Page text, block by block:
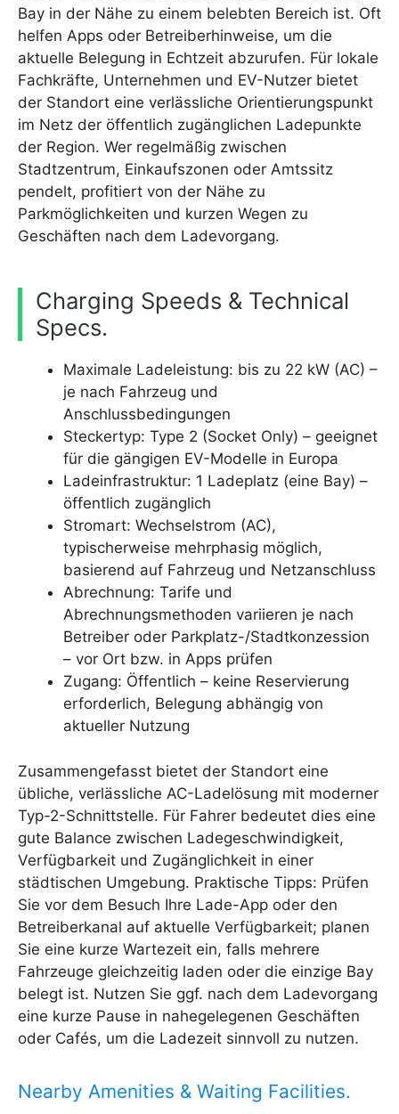
Bay in der Nähe zu einem belebten Bereich ist. Oft
helfen Apps oder Betreiberhinweise, um die
aktuelle Belegung in Echtzeit abzurufen. Für lokale
Fachkräfte, Unternehmen und EV-Nutzer bietet
der Standort eine verlässliche Orientierungspunkt
im Netz der öffentlich zugänglichen Ladepunkte
der Region. Wer regelmäßig zwischen
Stadtzentrum, Einkaufszonen oder Amtssitz
pendelt, profitiert von der Nähe zu
Parkmöglichkeiten und kurzen Wegen zu
Geschäften nach dem Ladevorgang.
Charging Speeds & Technical
Specs.
Maximale Ladeleistung: bis zu 22 kW (AC) –
je nach Fahrzeug und
Anschlussbedingungen
Steckertyp: Type 2 (Socket Only) – geeignet
für die gängigen EV-Modelle in Europa
Ladeinfrastruktur: 1 Ladeplatz (eine Bay) –
öffentlich zugänglich
Stromart: Wechselstrom (AC),
typischerweise mehrphasig möglich,
basierend auf Fahrzeug und Netzanschluss
Abrechnung: Tarife und
Abrechnungsmethoden variieren je nach
Betreiber oder Parkplatz-/Stadtkonzession
– vor Ort bzw. in Apps prüfen
Zugang: Öffentlich – keine Reservierung
erforderlich, Belegung abhängig von
aktueller Nutzung
Zusammengefasst bietet der Standort eine
übliche, verlässliche AC-Ladelösung mit moderner
Typ-2-Schnittstelle. Für Fahrer bedeutet dies eine
gute Balance zwischen Ladegeschwindigkeit,
Verfügbarkeit und Zugänglichkeit in einer
städtischen Umgebung. Praktische Tipps: Prüfen
Sie vor dem Besuch Ihre Lade-App oder den
Betreiberkanal auf aktuelle Verfügbarkeit; planen
Sie eine kurze Wartezeit ein, falls mehrere
Fahrzeuge gleichzeitig laden oder die einzige Bay
belegt ist. Nutzen Sie ggf. nach dem Ladevorgang
eine kurze Pause in nahegelegenen Geschäften
oder Cafés, um die Ladezeit sinnvoll zu nutzen.
Nearby Amenities & Waiting Facilities.